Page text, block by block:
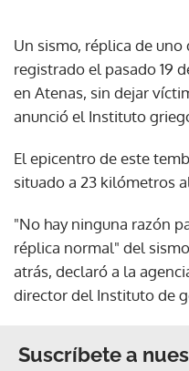
Un sismo, réplica de
registrado el pasado 19
en Atenas, sin dejar
anunció el Instituto
El epicentro de este
situado a 23 kilómetros
"No hay ninguna razón
réplica normal" del
atrás, declaró a la
director del Instituto de
Suscríbete a